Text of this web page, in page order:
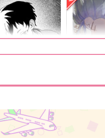
さぎりゲン
セットア
０５６s
787
石神千空×